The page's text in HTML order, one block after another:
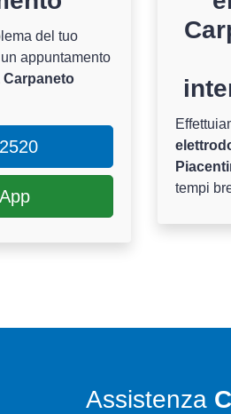
del tuo
appuntamento
Carpaneto
tempi
Assistenza